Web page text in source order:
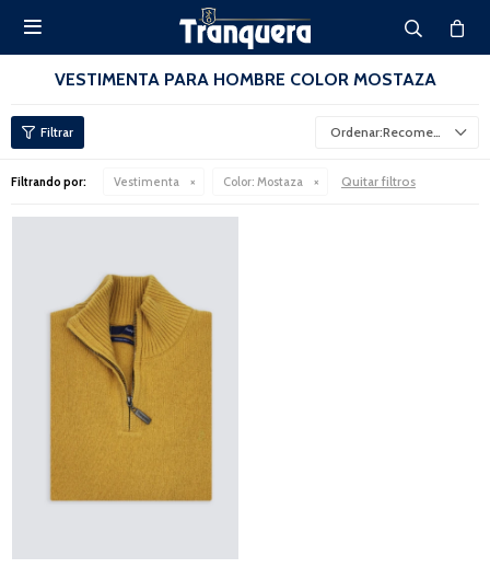

VESTIMENTA PARA HOMBRE COLOR MOSTAZA
Recomendados
Filtrando por: Vestimenta Color: Mostaza Quitar filtros